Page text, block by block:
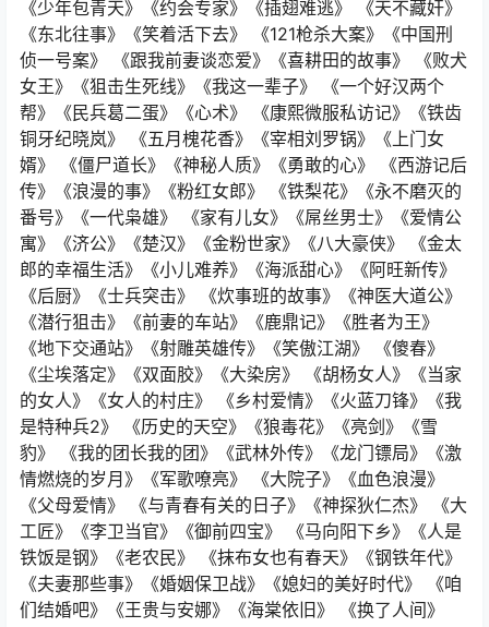
《少年包青天》《约会专家》《插翅难逃》 《天不藏奸》
《东北往事》《笑着活下去》 《121枪杀大案》《中国刑
侦一号案》 《跟我前妻谈恋爱》《喜耕田的故事》 《败犬
女王》《狙击生死线》《我这一辈子》 《一个好汉两个
帮》《民兵葛二蛋》《心术》 《康熙微服私访记》《铁齿
铜牙纪晓岚》 《五月槐花香》《宰相刘罗锅》《上门女
婿》 《僵尸道长》《神秘人质》《勇敢的心》 《西游记后
传》《浪漫的事》《粉红女郎》 《铁梨花》《永不磨灭的
番号》《一代枭雄》 《家有儿女》《屌丝男士》《爱情公
寓》《济公》《楚汉》《金粉世家》《八大豪侠》 《金太
郎的幸福生活》《小儿难养》《海派甜心》《阿旺新传》
《后厨》《士兵突击》 《炊事班的故事》《神医大道公》
《潜行狙击》《前妻的车站》《鹿鼎记》《胜者为王》
《地下交通站》《射雕英雄传》《笑傲江湖》 《傻春》
《尘埃落定》《双面胶》《大染房》 《胡杨女人》《当家
的女人》《女人的村庄》 《乡村爱情》《火蓝刀锋》《我
是特种兵2》 《历史的天空》《狼毒花》《亮剑》《雪
豹》 《我的团长我的团》《武林外传》《龙门镖局》《激
情燃烧的岁月》《军歌嘹亮》 《大院子》《血色浪漫》
《父母爱情》 《与青春有关的日子》《神探狄仁杰》 《大
工匠》《李卫当官》《御前四宝》 《马向阳下乡》《人是
铁饭是钢》《老农民》 《抹布女也有春天》《钢铁年代》
《夫妻那些事》《婚姻保卫战》《媳妇的美好时代》 《咱
们结婚吧》《王贵与安娜》《海棠依旧》 《换了人间》